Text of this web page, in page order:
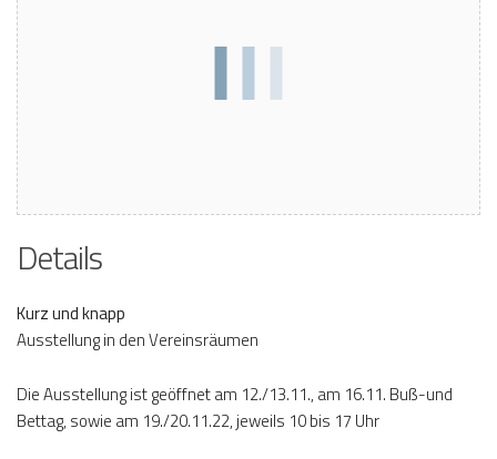
Details
Kurz und knapp
Ausstellung in den Vereinsräumen
Die Ausstellung ist geöffnet am 12./13.11., am 16.11. Buß-und
Bettag, sowie am 19./20.11.22, jeweils 10 bis 17 Uhr